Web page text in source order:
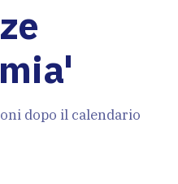
corsi
dopo il calendario